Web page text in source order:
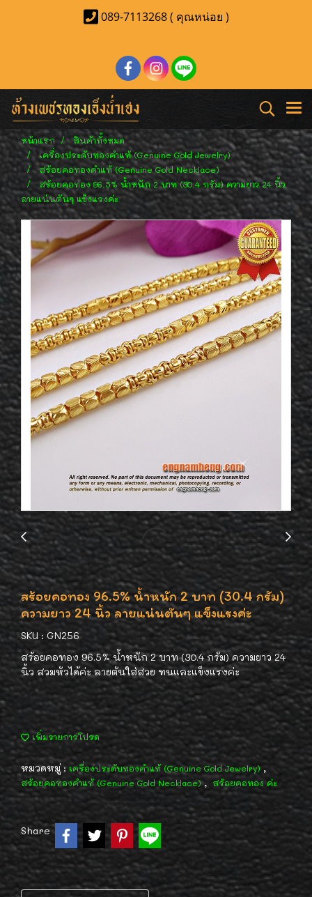
089-7113268 ( คุณหน่อย )
หน้าแรก
สินค้าทั้งหมด
เครื่องประดับทองคำแท้ (Genuine Gold Jewelry)
สร้อยคอทองคำแท้ (Genuine Gold Necklace)
สร้อยคอทอง 96.5% น้ำหนัก 2 บาท (30.4 กรัม) ความยาว 24 นิ้ว
ลายแน่นตันๆ แข็งแรงค่ะ
สร้อยคอทอง 96.5% น้ำหนัก 2 บาท (30.4 กรัม)
ความยาว 24 นิ้ว ลายแน่นตันๆ แข็งแรงค่ะ
SKU : GN256
สร้อยคอทอง 96.5% น้ำหนัก 2 บาท (30.4 กรัม) ความยาว 24
นิ้ว สวมหัวได้ค่ะ ลายตันใส่สวย ทนและแข็งแรงค่ะ
เพิ่มรายการโปรด
หมวดหมู่ : เครื่องประดับทองคำแท้ (Genuine Gold Jewelry) ,
สร้อยคอทองคำแท้ (Genuine Gold Necklace), สร้อยคอทอง ค่ะ
Share